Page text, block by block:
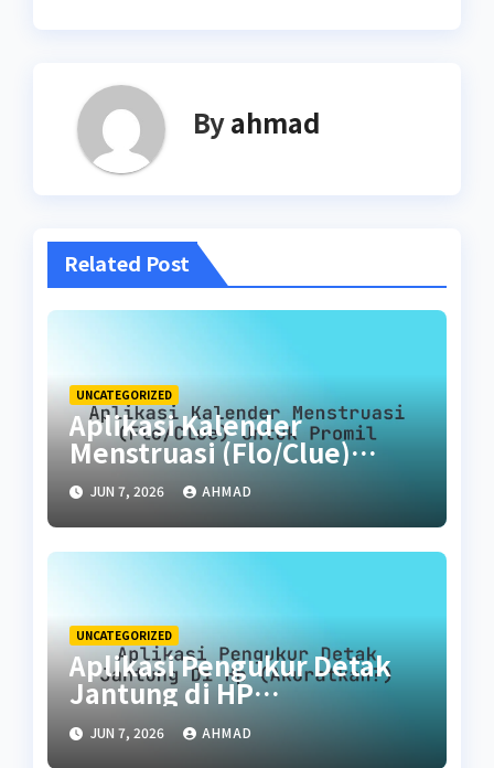
Byahmad
Related Post
UNCATEGORIZED
Aplikasi Kalender
Menstruasi (Flo/Clue)
untuk Promil
JUN 7, 2026 AHMAD
UNCATEGORIZED
Aplikasi Pengukur Detak
Jantung di HP
(Akuratkah?)
JUN 7, 2026 AHMAD